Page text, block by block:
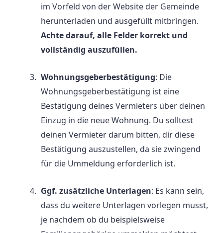
im Vorfeld von der Website der Gemeinde
herunterladen und ausgefüllt mitbringen.
Achte darauf, alle Felder korrekt und
vollständig auszufüllen.
Wohnungsgeberbestätigung: Die
Wohnungsgeberbestätigung ist eine
Bestätigung deines Vermieters über deinen
Einzug in die neue Wohnung. Du solltest
deinen Vermieter darum bitten, dir diese
Bestätigung auszustellen, da sie zwingend
für die Ummeldung erforderlich ist.
Ggf. zusätzliche Unterlagen: Es kann sein,
dass du weitere Unterlagen vorlegen musst,
je nachdem ob du beispielsweise